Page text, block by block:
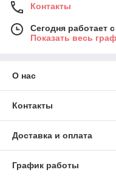
Контакты
Сегодня работает
Показать весь
О нас
Контакты
Доставка и оплата
График работы